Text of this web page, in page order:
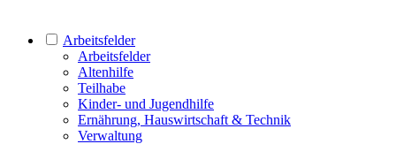
Arbeitsfelder
Arbeitsfelder
Altenhilfe
Teilhabe
Kinder- und Jugendhilfe
Ernährung, Hauswirtschaft & Technik
Verwaltung